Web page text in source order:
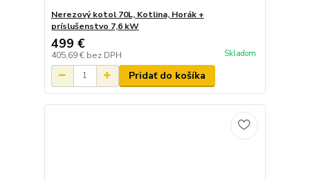
Nerezový kotol 70L, Kotlina, Horák +
príslušenstvo 7,6 kW
499 €
405,69 € bez DPH Skladom
Pridať do košíka